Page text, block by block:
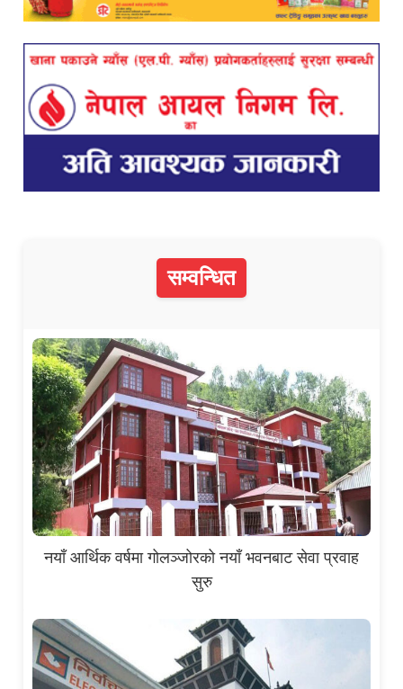
सम्वन्धित
नयाँ आर्थिक वर्षमा गोलञ्जोरको नयाँ भवनबाट सेवा प्रवाह
सुरु